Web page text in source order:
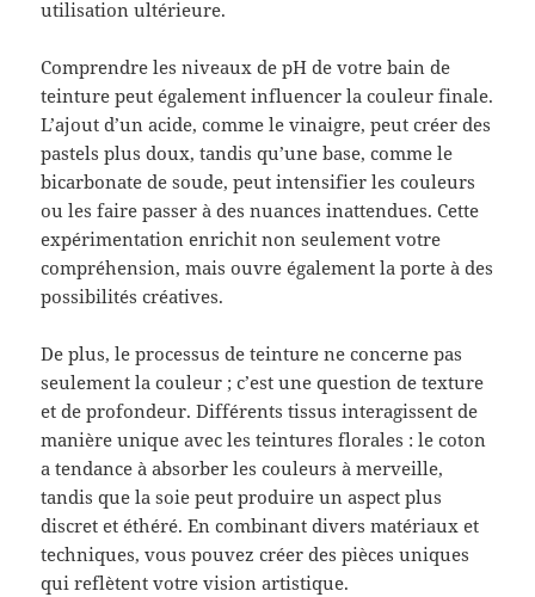
utilisation ultérieure.
Comprendre les niveaux de pH de votre bain de
teinture peut également influencer la couleur finale.
L’ajout d’un acide, comme le vinaigre, peut créer des
pastels plus doux, tandis qu’une base, comme le
bicarbonate de soude, peut intensifier les couleurs
ou les faire passer à des nuances inattendues. Cette
expérimentation enrichit non seulement votre
compréhension, mais ouvre également la porte à des
possibilités créatives.
De plus, le processus de teinture ne concerne pas
seulement la couleur ; c’est une question de texture
et de profondeur. Différents tissus interagissent de
manière unique avec les teintures florales : le coton
a tendance à absorber les couleurs à merveille,
tandis que la soie peut produire un aspect plus
discret et éthéré. En combinant divers matériaux et
techniques, vous pouvez créer des pièces uniques
qui reflètent votre vision artistique.